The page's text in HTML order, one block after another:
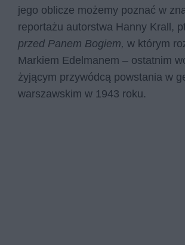
jego oblicze możemy poznać w
reportażu autorstwa Hanny Krall,
przed Panem Bogiem, w którym
Markiem Edelmanem – ostatnim
żyjącym przywódcą powstania w
warszawskim w 1943 roku.